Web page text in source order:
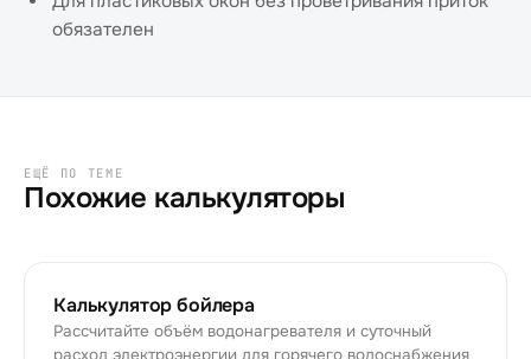
обязателен
ЕЩЁ ПО ТЕМЕ
Похожие калькуляторы
Калькулятор бойлера
Рассчитайте объём водонагревателя и суточный
расход электроэнергии для горячего водоснабжения